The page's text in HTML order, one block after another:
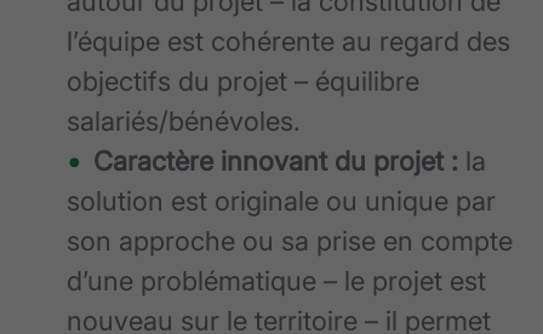
l’équipe est cohérente au regard des
objectifs du projet – équilibre
salariés/bénévoles.
Caractère innovant du projet : la
solution est originale ou unique par
son approche ou sa prise en compte
d’une problématique – le projet est
nouveau sur le territoire – il permet